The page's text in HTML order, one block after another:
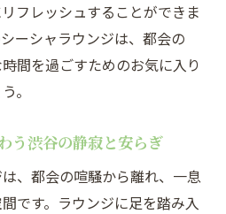
フレッシュすることができま
ーシャラウンジは、都会の
間を過ごすためのお気に入り
。
う渋谷の静寂と安らぎ
、都会の喧騒から離れ、一息
です。ラウンジに足を踏み入